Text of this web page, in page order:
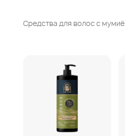
Средства для волос с мумиё